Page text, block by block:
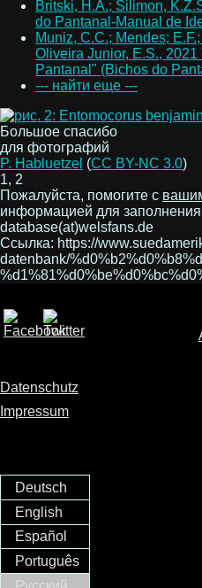
Britski, H.A.; Silimon,
do Pantanal-Manual de
Muniz, C.C.; Mendes;
Oliveira Junior, E.S.,
Pantanal" (Bichos do
--- найти еще ---
Большое спасибо
для фотографий
P. Habluetzel (CC BY-NC 3.0)
1, 2
Пожалуйста, помогите с
информацией для
database(at)welsfans.de
Ссылка: https://
datenbank/
Datenschutz
Impressum
Deutsch
English
Español
Português